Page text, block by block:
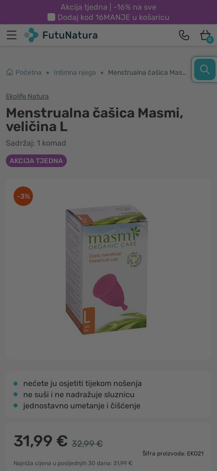
Akcija tjedna | -16% na sve
Dodaj kod 16MANJE u košaricu
0
Početna Intimna njega Menstrualna čašica Masmi, veličina L
Ekolife Natura
Menstrualna čašica Masmi,
veličina L
Sadržaj: 1 komad
AKCIJA TJEDNA
-3%
nećete ju osjetiti tijekom nošenja
ne suši i ne nadražuje sluznicu
jednostavno umetanje i čišćenje
31,99 € 32,99 €
Šifra proizvoda: EKO21
Najniža cijena u posljednjih 30 dana: 31,99 €